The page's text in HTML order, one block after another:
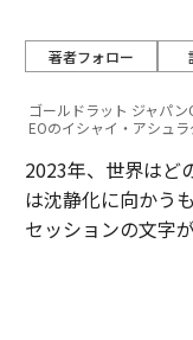
著者フォロー
ゴールドラット ジャパ
EOのイシャイ・アシュ
2023年、世界はど
は沈静化に向かう
セッションの文字